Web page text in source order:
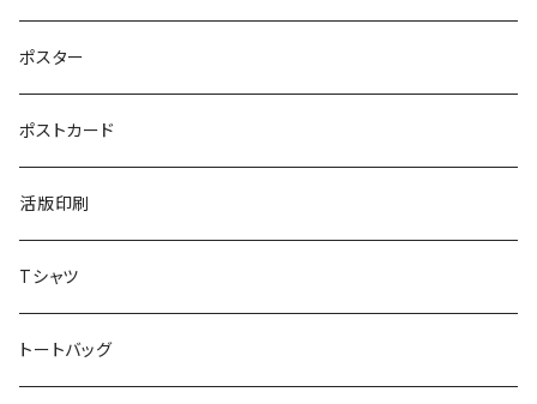
ポスター
ポストカード
活版印刷
Tシャツ
トートバッグ